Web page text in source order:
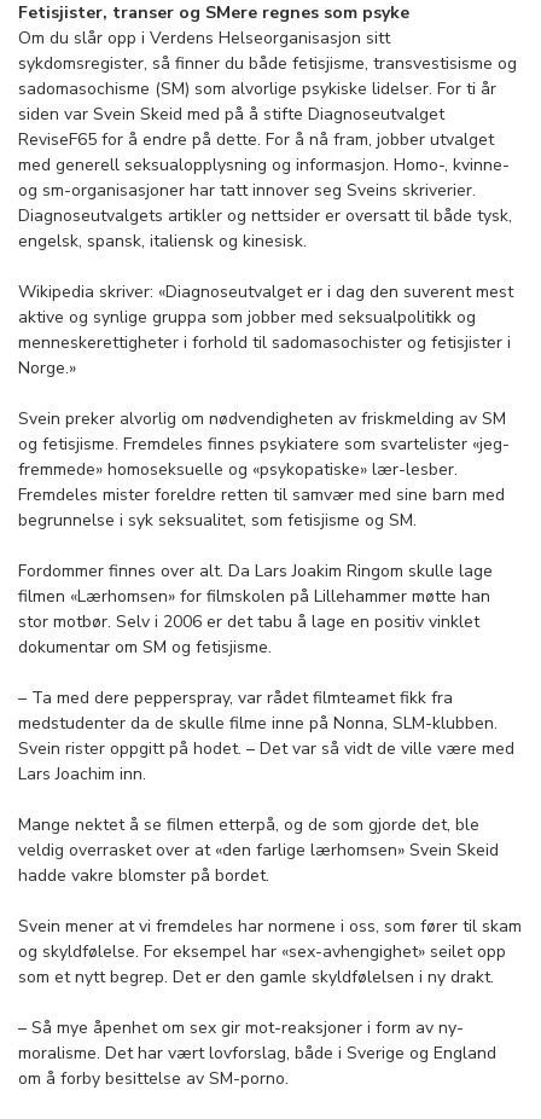
Fetisjister, transer og SMere regnes som psyke
Om du slår opp i Verdens Helseorganisasjon sitt
sykdomsregister, så finner du både fetisjisme, transvestisisme og
sadomasochisme (SM) som alvorlige psykiske lidelser. For ti år
siden var Svein Skeid med på å stifte Diagnoseutvalget
ReviseF65 for å endre på dette. For å nå fram, jobber utvalget
med generell seksualopplysning og informasjon. Homo-, kvinne-
og sm-organisasjoner har tatt innover seg Sveins skriverier.
Diagnoseutvalgets artikler og nettsider er oversatt til både tysk,
engelsk, spansk, italiensk og kinesisk.
Wikipedia skriver: «Diagnoseutvalget er i dag den suverent mest
aktive og synlige gruppa som jobber med seksualpolitikk og
menneskerettigheter i forhold til sadomasochister og fetisjister i
Norge.»
Svein preker alvorlig om nødvendigheten av friskmelding av SM
og fetisjisme. Fremdeles finnes psykiatere som svartelister «jeg-
fremmede» homoseksuelle og «psykopatiske» lær-lesber.
Fremdeles mister foreldre retten til samvær med sine barn med
begrunnelse i syk seksualitet, som fetisjisme og SM.
Fordommer finnes over alt. Da Lars Joakim Ringom skulle lage
filmen «Lærhomsen» for filmskolen på Lillehammer møtte han
stor motbør. Selv i 2006 er det tabu å lage en positiv vinklet
dokumentar om SM og fetisjisme.
– Ta med dere pepperspray, var rådet filmteamet fikk fra
medstudenter da de skulle filme inne på Nonna, SLM-klubben.
Svein rister oppgitt på hodet. – Det var så vidt de ville være med
Lars Joachim inn.
Mange nektet å se filmen etterpå, og de som gjorde det, ble
veldig overrasket over at «den farlige lærhomsen» Svein Skeid
hadde vakre blomster på bordet.
Svein mener at vi fremdeles har normene i oss, som fører til skam
og skyldfølelse. For eksempel har «sex-avhengighet» seilet opp
som et nytt begrep. Det er den gamle skyldfølelsen i ny drakt.
– Så mye åpenhet om sex gir mot-reaksjoner i form av ny-
moralisme. Det har vært lovforslag, både i Sverige og England
om å forby besittelse av SM-porno.